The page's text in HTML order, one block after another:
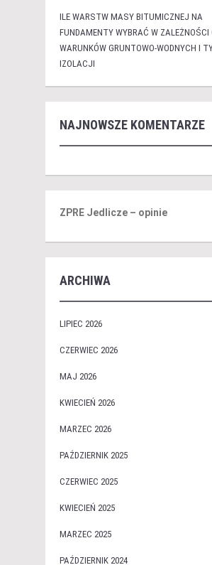
ILE WARSTW MASY BITUMICZNEJ NA
FUNDAMENTY WYBRAĆ W ZALEŻNOŚCI
WARUNKÓW GRUNTOWO-WODNYCH I
IZOLACJI
NAJNOWSZE KOMENTARZE
ZPRE Jedlicze – opinie
ARCHIWA
LIPIEC 2026
CZERWIEC 2026
MAJ 2026
KWIECIEŃ 2026
MARZEC 2026
PAŹDZIERNIK 2025
CZERWIEC 2025
KWIECIEŃ 2025
MARZEC 2025
PAŹDZIERNIK 2024